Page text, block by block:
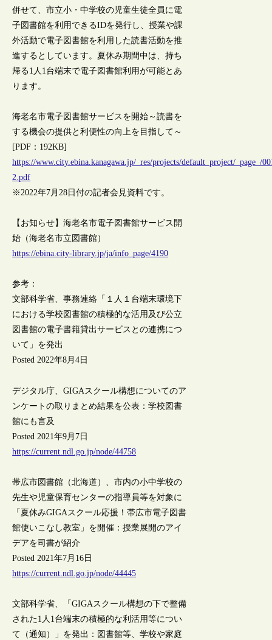
併せて、市立小・中学校の児童生徒全員に電
子図書館を利用できるIDを発行し、授業や課
外活動で電子図書館を利用した読書活動を推
進するとしています。夏休み期間中は、持ち
帰る1人1台端末で電子図書館利用が可能とあ
ります。
海老名市電子図書館サービスを開始～読書を
する機会の提供と利便性の向上を目指して～
[PDF：192KB]
https://www.city.ebina.kanagawa.jp/_res/projects/default_project/_page_/
2.pdf
※2022年7月28日付の記者会見資料です。
【お知らせ】海老名市電子図書館サービス開
始（海老名市立図書館）
https://ebina.city-library.jp/ja/info_page/4190
参考：
文部科学省、事務連絡「１人１台端末環境下
における学校図書館の積極的な活用及び公立
図書館の電子書籍貸出サービスとの連携につ
いて」を発出
Posted 2022年8月4日
デジタル庁、GIGAスクール構想についてのア
ンケートの取りまとめ結果を公表：学校図書
館にも言及
Posted 2021年9月7日
https://current.ndl.go.jp/node/44758
帯広市図書館（北海道）、市内の小中学校の
先生や児童保育センターの指導員等を対象に
「夏休みGIGAスクール応援！帯広市電子図書
館使いこなし教室」を開催：授業展開のアイ
デアを司書が紹介
Posted 2021年7月16日
https://current.ndl.go.jp/node/44445
文部科学省、「GIGAスクール構想の下で整備
された1人1台端末の積極的な利活用等につい
て（通知）」を発出：図書館等、学校や家庭